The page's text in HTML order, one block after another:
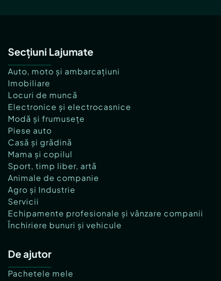
Secțiuni Lajumate
Auto, moto și ambarcațiuni
Imobiliare
Locuri de muncă
Electronice și electrocasnice
Modă și frumusețe
Piese auto
Casă și grădină
Mama și copilul
Sport, timp liber, artă
Animale de companie
Agro și Industrie
Servicii
Echipamente profesionale și vânzare companii
Închiriere bunuri și vehicule
De ajutor
Pachetele mele